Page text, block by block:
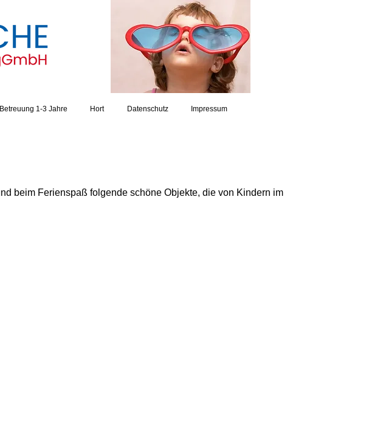
1-3 Jahre Hort Datenschutz Impressum
beim Ferienspaß folgende schöne Objekte, die von Kindern im